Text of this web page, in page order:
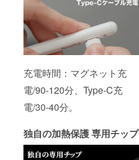
充電時間：マグネット充
電/90-120分、Type-C充
電/30-40分。
独自の加熱保護 専用チップ